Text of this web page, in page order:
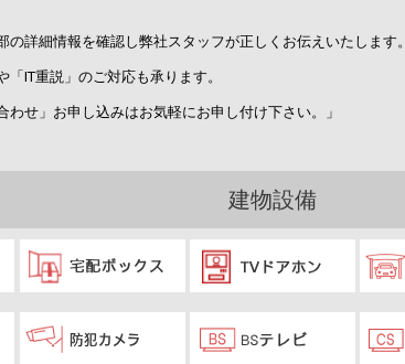
の詳細情報を確認し弊社スタッフが正しくお伝えいたします。
IT重説」のご対応も承ります。
わせ」お申し込みはお気軽にお申し付け下さい。」
建物設備